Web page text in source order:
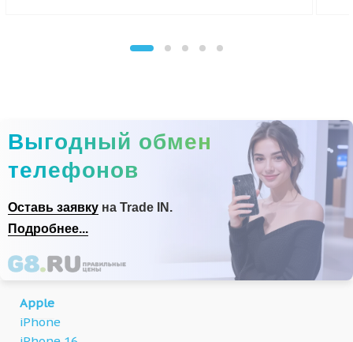
Выгодный обмен
телефонов
Оставь заявку на Trade IN.
Подробнее...
Apple
iPhone